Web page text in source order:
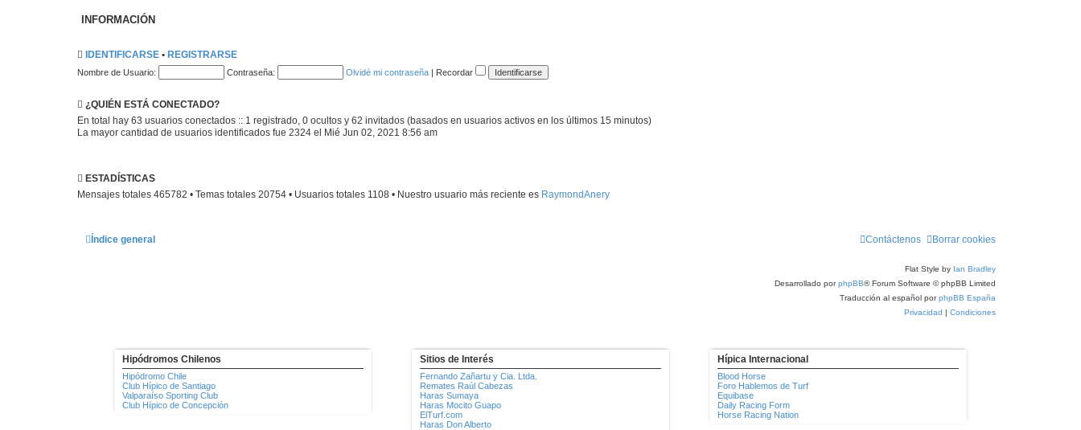
INFORMACIÓN
IDENTIFICARSE • REGISTRARSE
Nombre de Usuario:
Contraseña: Olvidé mi contraseña | Recordar
¿QUIÉN ESTÁ CONECTADO?
En total hay 63 usuarios conectados :: 1 registrado, 0 ocultos y 62 invitados (basados en usuarios activos en los últimos 15 minutos)
La mayor cantidad de usuarios identificados fue 2324 el Mié Jun 02, 2021 8:56 am
ESTADÍSTICAS
Mensajes totales 465782 • Temas totales 20754 • Usuarios totales 1108 • Nuestro usuario más reciente es RaymondAnery
Índice general Borrar cookies
Contáctenos
Flat Style by Ian Bradley
Desarrollado porphpBB® Forum Software © phpBB Limited
Traducción al español porphpBB España
Privacidad | Condiciones
Hipódromos Chilenos
Hipódromo Chile
Club Hípico de Santiago
Valparaíso Sporting Club
Club Hípico de Concepción
Sitios de Interés
Fernando Zañartu y Cia. Ltda.
Remates Raúl Cabezas
Haras Sumaya
Haras Mocito Guapo
ElTurf.com
Haras Don Alberto
Hípica Internacional
Blood Horse
Foro Hablemos de Turf
Equibase
Daily Racing Form
Horse Racing Nation